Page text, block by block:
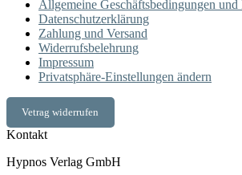
Allgemeine Geschäftsbedingungen
Datenschutzerklärung
Zahlung und Versand
Widerrufsbelehrung
Impressum
Privatsphäre-Einstellungen ändern
Vetrag widerrufen
Kontakt
Hypnos Verlag GmbH